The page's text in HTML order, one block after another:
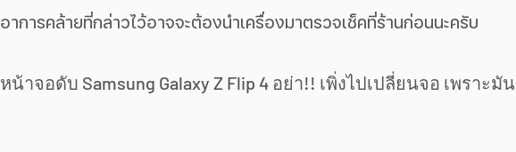
อาการคล้ายที่กล่าวไว้อาจจะต้องนำเครื่องมาตรวจเช็คที่ร้านก่อนนะครับ
หน้าจอดับ Samsung Galaxy Z Flip 4 อย่า!! เพิ่งไปเปลี่ยนจอ เพราะมั